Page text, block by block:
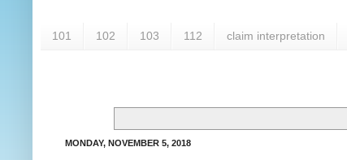
101 102 103 112 claim interpretation
MONDAY, NOVEMBER 5, 2018